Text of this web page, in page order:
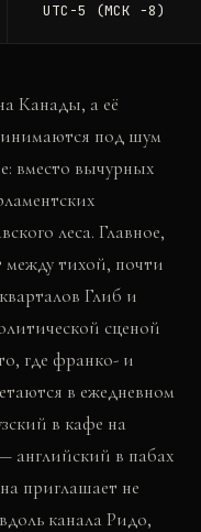
UTC-5 (МСК −8)
Канады, а её
под шум
вместо вычурных
леса. Главное,
между тихой, почти
Глиб и
сценой
где франко- и
в ежедневном
в кафе на
английский в пабах
приглашает не
канала Ридо,